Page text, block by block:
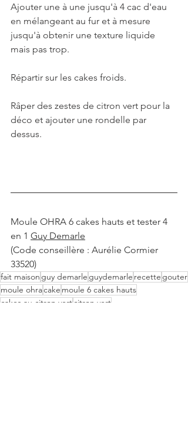
Ajouter une à une jusqu'à 4 cac d'eau
en mélangeant au fur et à mesure
jusqu'à obtenir une texture liquide
mais pas trop.
Répartir sur les cakes froids.
Râper des zestes de citron vert pour la
déco et ajouter une rondelle par
dessus.
Moule OHRA 6 cakes hauts et tester 4
en 1 Guy Demarle
(Code conseillère : Aurélie Cormier
33520)
fait maison guy demarle guydemarle recette gouter
moule ohracake moule 6 cakes hauts
cakes au citron vert citron vert